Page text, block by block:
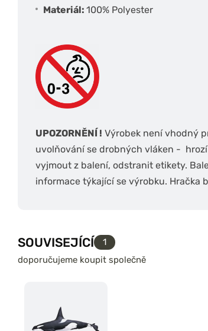
Materiál: 100% Polyester
UPOZORNĚNÍ ! Výrobek není vhodný
uvolňování se drobných vláken -
vyjmout z balení, odstranit etikety.
informace týkající se výrobku. Hračka
SOUVISEJÍCÍ
1
doporučujeme koupit společně